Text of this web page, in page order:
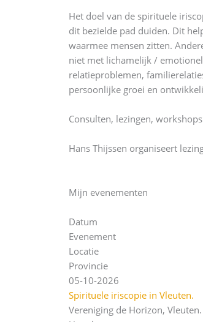
Het doel van de spirituele
dit bezielde pad duiden. Dit
waarmee mensen zitten.
niet met lichamelijk /
relatieproblemen,
persoonlijke groei en
Consulten, lezingen,
Hans Thijssen organiseert
Mijn evenementen
Datum
Evenement
Locatie
Provincie
05-10-2026
Spirituele iriscopie in Vleuten.
Vereniging de Horizon, Vleuten.